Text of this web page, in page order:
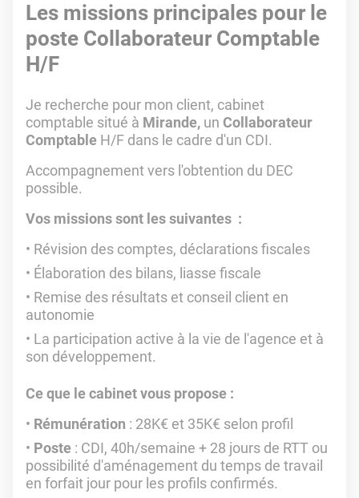
Les missions principales pour le
poste Collaborateur Comptable
H/F
Je recherche pour mon client, cabinet
comptable situé à Mirande, un Collaborateur
Comptable H/F dans le cadre d'un CDI.
Accompagnement vers l'obtention du DEC
possible.
Vos missions sont les suivantes :
Révision des comptes, déclarations fiscales
Élaboration des bilans, liasse fiscale
Remise des résultats et conseil client en
autonomie
La participation active à la vie de l'agence et à
son développement.
Ce que le cabinet vous propose :
Rémunération : 28K€ et 35K€ selon profil
Poste : CDI, 40h/semaine + 28 jours de RTT ou
possibilité d'aménagement du temps de travail
en forfait jour pour les profils confirmés.